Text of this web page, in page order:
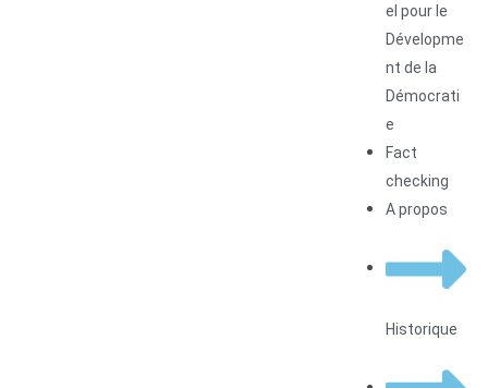
el pour le
Dévelopme
nt de la
Démocrati
e
Fact
checking
A propos
Historique